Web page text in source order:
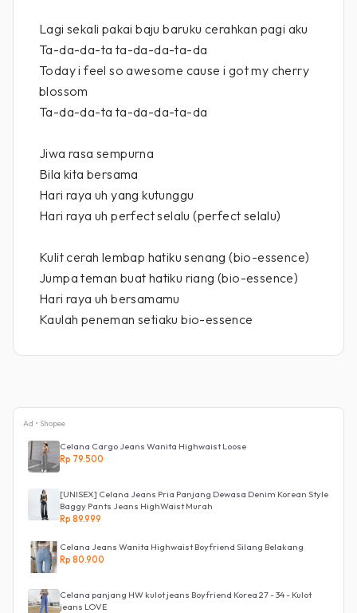
Lagi sekali pakai baju baruku cerahkan pagi aku
Ta-da-da-ta ta-da-da-ta-da
Today i feel so awesome cause i got my cherry
blossom
Ta-da-da-ta ta-da-da-ta-da
Jiwa rasa sempurna
Bila kita bersama
Hari raya uh yang kutunggu
Hari raya uh perfect selalu (perfect selalu)
Kulit cerah lembap hatiku senang (bio-essence)
Jumpa teman buat hatiku riang (bio-essence)
Hari raya uh bersamamu
Kaulah peneman setiaku bio-essence
Ad • Shopee
Celana Cargo Jeans Wanita Highwaist Loose
Rp 79.500
[UNISEX] Celana Jeans Pria Panjang Dewasa Denim Korean Style
Baggy Pants Jeans HighWaist Murah
Rp 89.999
Celana Jeans Wanita Highwaist Boyfriend Silang Belakang
Rp 80.900
Celana panjang HW kulot jeans Boyfriend Korea 27 - 34 - Kulot
jeans LOVE